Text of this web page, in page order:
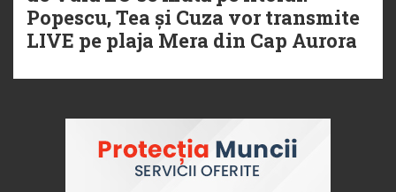
Popescu, Tea și Cuza vor transmite
LIVE pe plaja Mera din Cap Aurora